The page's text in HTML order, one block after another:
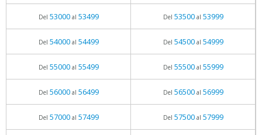
Del 53000al 53499 Del 53500al 53999
Del 54000al 54499 Del 54500al 54999
Del 55000al 55499 Del 55500al 55999
Del 56000al 56499 Del 56500al 56999
Del 57000al 57499 Del 57500al 57999